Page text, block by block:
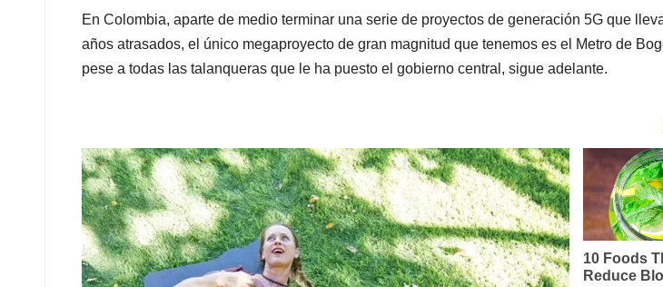
En Colombia, aparte de medio terminar una serie de proyectos de generación 5G que
años atrasados, el único megaproyecto de gran magnitud que tenemos es el Metro de
pese a todas las talanqueras que le ha puesto el gobierno central, sigue adelante.